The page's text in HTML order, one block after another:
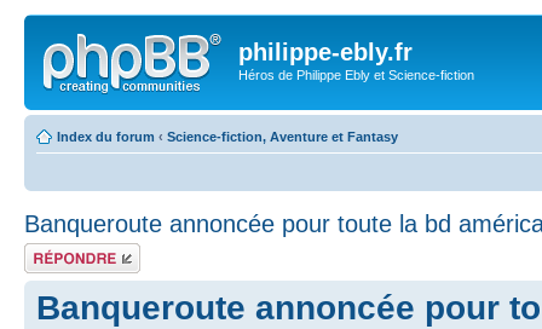
philippe-ebly.fr
Héros de Philippe Ebly et Science-fiction
Index du forum ‹ Science-fiction, Aventure et Fantasy
Banqueroute annoncée pour toute la bd
Répondre
Banqueroute annoncée pour